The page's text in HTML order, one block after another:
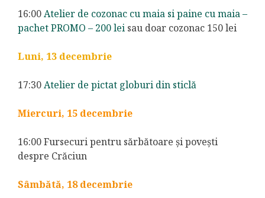
16:00Atelier de cozonac cu maia si paine cu maia –
pachet PROMO – 200 lei sau doar cozonac 150 lei
Luni, 13 decembrie
17:30Atelier de pictat globuri din sticlă
Miercuri, 15 decembrie
16:00 Fursecuri pentru sărbătoare și povești
despre Crăciun
Sâmbătă, 18 decembrie